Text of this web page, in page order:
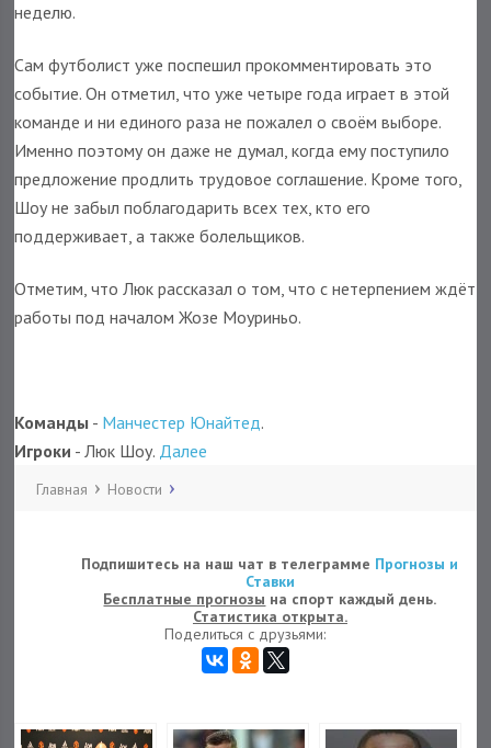
неделю.
Сам футболист уже поспешил прокомментировать это
событие. Он отметил, что уже четыре года играет в этой
команде и ни единого раза не пожалел о своём выборе.
Именно поэтому он даже не думал, когда ему поступило
предложение продлить трудовое соглашение. Кроме того,
Шоу не забыл поблагодарить всех тех, кто его
поддерживает, а также болельщиков.
Отметим, что Люк рассказал о том, что с нетерпением ждёт
работы под началом Жозе Моуриньо.
Команды - Манчестер Юнайтед.
Игроки - Люк Шоу. Далее
Главная Новости
Подпишитесь на наш чат в телеграмме Прогнозы и
Ставки
Бесплатные прогнозы на спорт каждый день.
Статистика открыта.
Поделиться с друзьями: